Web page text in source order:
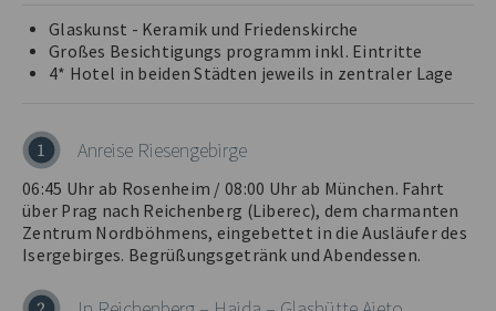
Glaskunst - Keramik und Friedenskirche
Großes Besichtigungs programm inkl. Eintritte
4* Hotel in beiden Städten jeweils in zentraler Lage
1 Anreise Riesengebirge
06:45 Uhr ab Rosenheim / 08:00 Uhr ab München. Fahrt
über Prag nach Reichenberg (Liberec), dem charmanten
Zentrum Nordböhmens, eingebettet in die Ausläufer des
Isergebirges. Begrüßungsgetränk und Abendessen.